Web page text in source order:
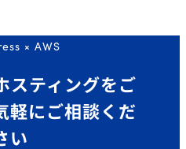
× AWS
スティングをご
軽にご相談くだ
い